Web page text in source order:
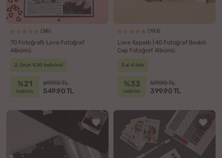
(38)
70 Fotoğraflı Love Fotoğraf
Albümü
2. Ürün %30 İndirimli
%21
indirim
699.90 TL
549.90 TL
(103)
Love Kapaklı | 40 Fotoğraf Baskılı
Cep Fotoğraf Albümü
5 al 4 öde
%33
indirim
599.90 TL
399.90 TL